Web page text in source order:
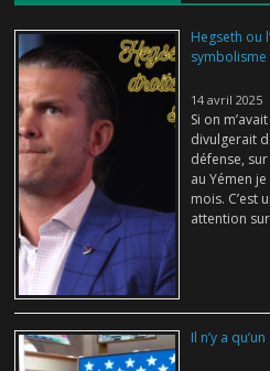
Hegseth ou
symbolisme
14 avril 2025
Si on
divulgerait
défense,
au Yémen
mois. C’est
attention
Il n’y a